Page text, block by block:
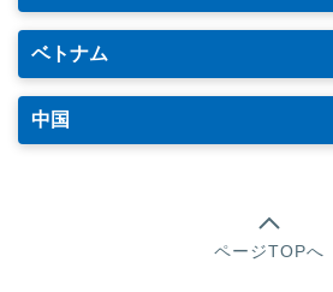
ベトナム
中国
ページTOPへ